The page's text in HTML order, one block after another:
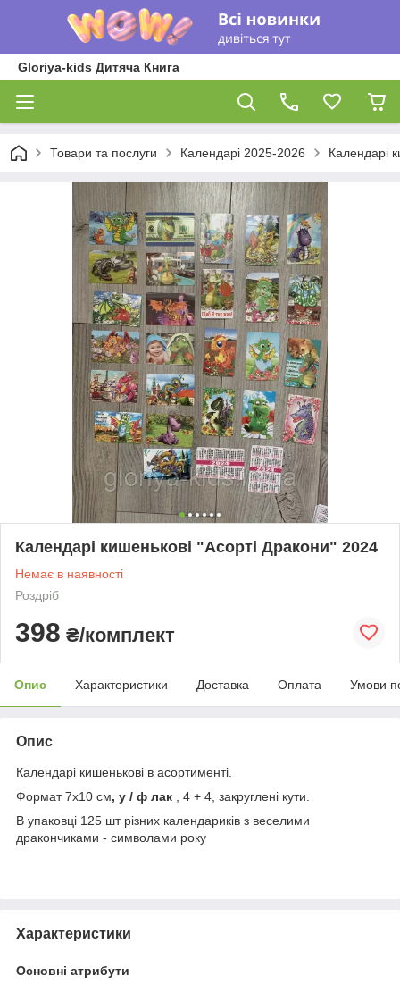
Gloriya-kids Дитяча Книга
Товари та послуги Календарі 2025-2026 Календарі
Календарі кишенькові "Асорті Дракони" 2024
Немає в наявності
Роздріб
398 ₴/комплект
Опис Характеристики Доставка Оплата Умови
Опис
Календарі кишенькові в асортименті.
Формат 7х10 см, у / ф лак
, 4 + 4, закруглені кути.
В упаковці 125 шт різних календариків з веселими
дракончиками - символами року
Характеристики
Основні атрибути